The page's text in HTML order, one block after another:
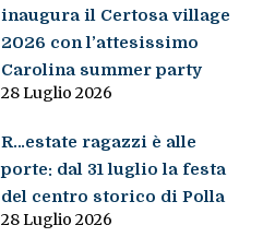
inaugura il Certosa village
2026 con l’attesissimo
Carolina summer party
28 Luglio 2026
R…estate ragazzi è alle
porte: dal 31 luglio la festa
del centro storico di Polla
28 Luglio 2026